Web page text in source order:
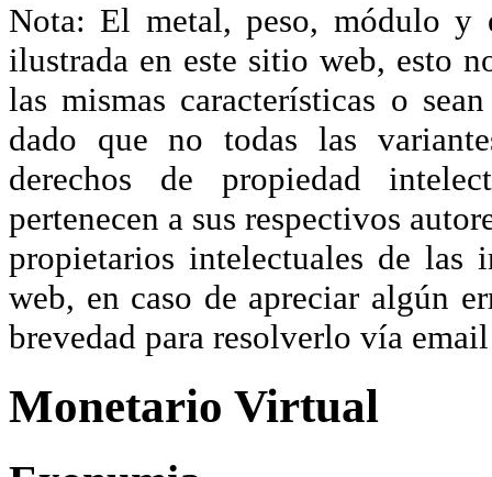
Nota: El metal, peso, módulo y
ilustrada en este sitio web, esto
las mismas características o
dado que no todas las
derechos de propiedad
pertenecen a sus respectivos
propietarios intelectuales de las
web, en caso de apreciar algún
brevedad para resolverlo vía
Monetario Virtual